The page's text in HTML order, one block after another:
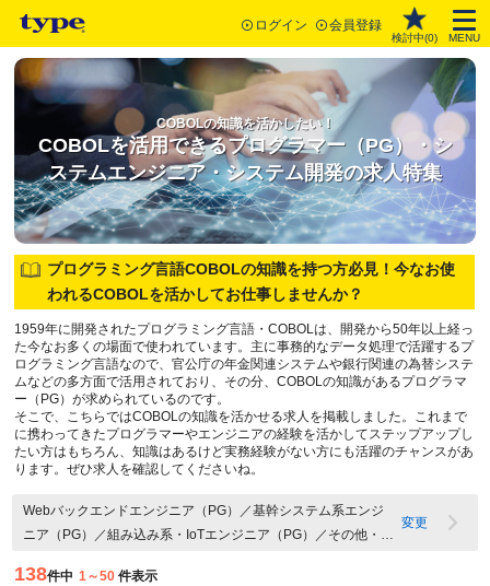
ログイン 会員登録
検討中(0) MENU
COBOLの知識を活かしたい！
COBOLを活用できるプログラマー（PG）・シ
ステムエンジニア・システム開発の求人特集
プログラミング言語COBOLの知識を持つ方必見！今なお使
われるCOBOLを活かしてお仕事しませんか？
1959年に開発されたプログラミング言語・COBOLは、開発から50年以上経っ
た今なお多くの場面で使われています。主に事務的なデータ処理で活躍するプ
ログラミング言語なので、官公庁の年金関連システムや銀行関連の為替システ
ムなどの多方面で活用されており、その分、COBOLの知識があるプログラマ
ー（PG）が求められているのです。
そこで、こちらではCOBOLの知識を活かせる求人を掲載しました。これまで
に携わってきたプログラマーやエンジニアの経験を活かしてステップアップし
たい方はもちろん、知識はあるけど実務経験がない方にも活躍のチャンスがあ
ります。ぜひ求人を確認してくださいね。
Webバックエンドエンジニア（PG）／基幹システム系エンジ
ニア（PG）／組み込み系・IoTエンジニア（PG）／その他・ア
変更
138件中 1～50 件表示